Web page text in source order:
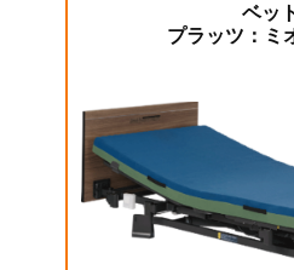
ベッ
プラッツ：ミ